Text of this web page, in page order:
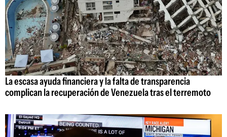
La escasa ayuda financiera y la falta de transparencia
complican la recuperación de Venezuela tras el terremoto